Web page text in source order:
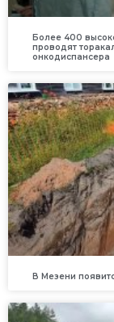
Более 400
проводят
онкодиспансера
В Мезени